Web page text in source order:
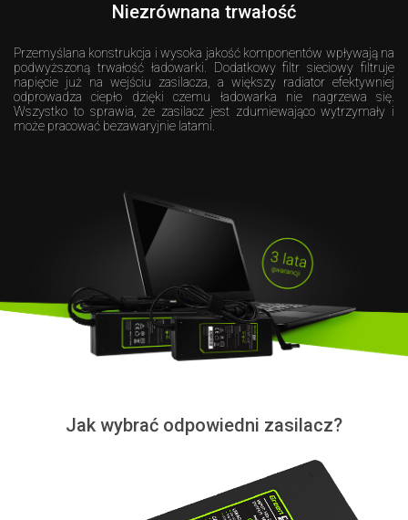
Niezrównana trwałość
Przemyślana konstrukcja i wysoka jakość komponentów wpływają na
podwyższoną trwałość ładowarki. Dodatkowy filtr sieciowy filtruje
napięcie już na wejściu zasilacza, a większy radiator efektywniej
odprowadza ciepło dzięki czemu ładowarka nie nagrzewa się.
Wszystko to sprawia, że zasilacz jest zdumiewająco wytrzymały i
może pracować bezawaryjnie latami.
Jak wybrać odpowiedni zasilacz?